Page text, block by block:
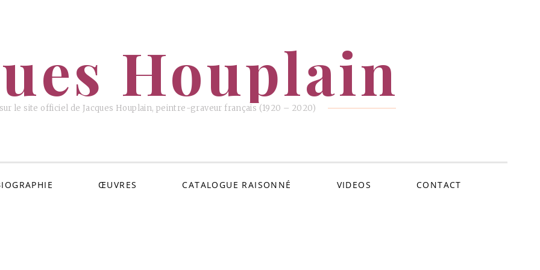
Houplain
le site officiel de Jacques Houplain, peintre-graveur français (1920 – 2020)
ŒUVRES CATALOGUE RAISONNÉ VIDEOS CONTACT